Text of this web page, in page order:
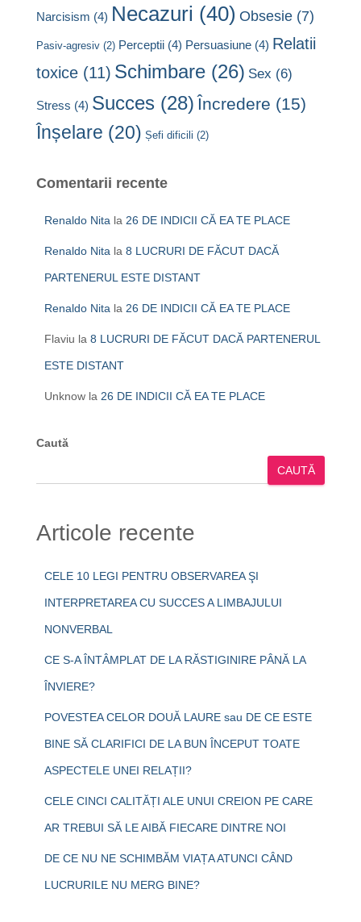
Narcisism (4) Necazuri (40) Obsesie (7)
Pasiv-agresiv (2) Perceptii (4) Persuasiune (4) Relatii
toxice (11) Schimbare (26) Sex (6)
Stress (4) Succes (28) Încredere (15)
Înșelare (20) Șefi dificili (2)
Comentarii recente
Renaldo Nita la 26 DE INDICII CĂ EA TE PLACE
Renaldo Nita la 8 LUCRURI DE FĂCUT DACĂ
PARTENERUL ESTE DISTANT
Renaldo Nita la 26 DE INDICII CĂ EA TE PLACE
Flaviu la 8 LUCRURI DE FĂCUT DACĂ PARTENERUL
ESTE DISTANT
Unknow la 26 DE INDICII CĂ EA TE PLACE
Caută
CAUTĂ
Articole recente
CELE 10 LEGI PENTRU OBSERVAREA ŞI
INTERPRETAREA CU SUCCES A LIMBAJULUI
NONVERBAL
CE S-A ÎNTÂMPLAT DE LA RĂSTIGINIRE PÂNĂ LA
ÎNVIERE?
POVESTEA CELOR DOUĂ LAURE sau DE CE ESTE
BINE SĂ CLARIFICI DE LA BUN ÎNCEPUT TOATE
ASPECTELE UNEI RELAȚII?
CELE CINCI CALITĂȚI ALE UNUI CREION PE CARE
AR TREBUI SĂ LE AIBĂ FIECARE DINTRE NOI
DE CE NU NE SCHIMBĂM VIAȚA ATUNCI CÂND
LUCRURILE NU MERG BINE?